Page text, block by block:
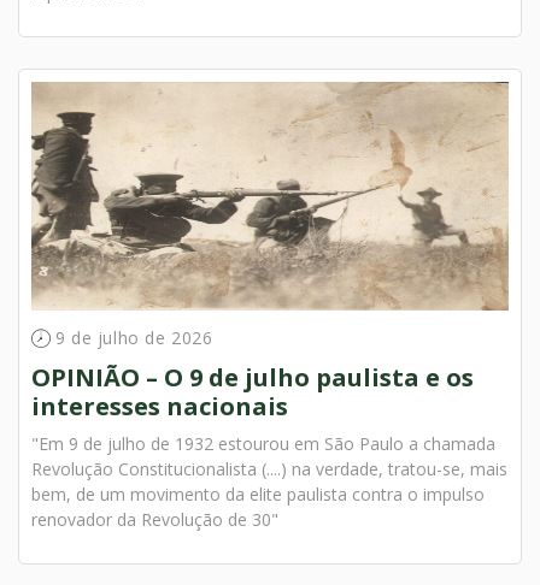
9 de julho de 2026
OPINIÃO – O 9 de julho paulista e os
interesses nacionais
"Em 9 de julho de 1932 estourou em São Paulo a chamada
Revolução Constitucionalista (....) na verdade, tratou-se, mais
bem, de um movimento da elite paulista contra o impulso
renovador da Revolução de 30"